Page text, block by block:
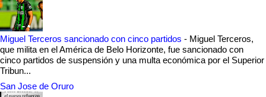
Miguel Terceros sancionado con cinco partidos - Miguel Terceros,
que milita en el América de Belo Horizonte, fue sancionado con
cinco partidos de suspensión y una multa económica por el Superior
Tribun...
San Jose de Oruro